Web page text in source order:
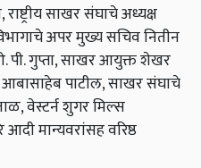
साखर संघाचे अध्यक्ष
अपर मुख्य सचिव नितीन
पी. गुप्ता, साखर आयुक्त शेखर
पाटील, साखर संघाचे
वेस्टर्न शुगर मिल्स
मान्यवरांसह वरिष्ठ